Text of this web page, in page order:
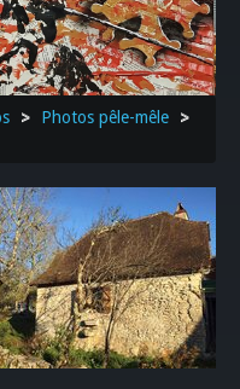
LOCAUX
>>
> Photos pêle-mêle
>